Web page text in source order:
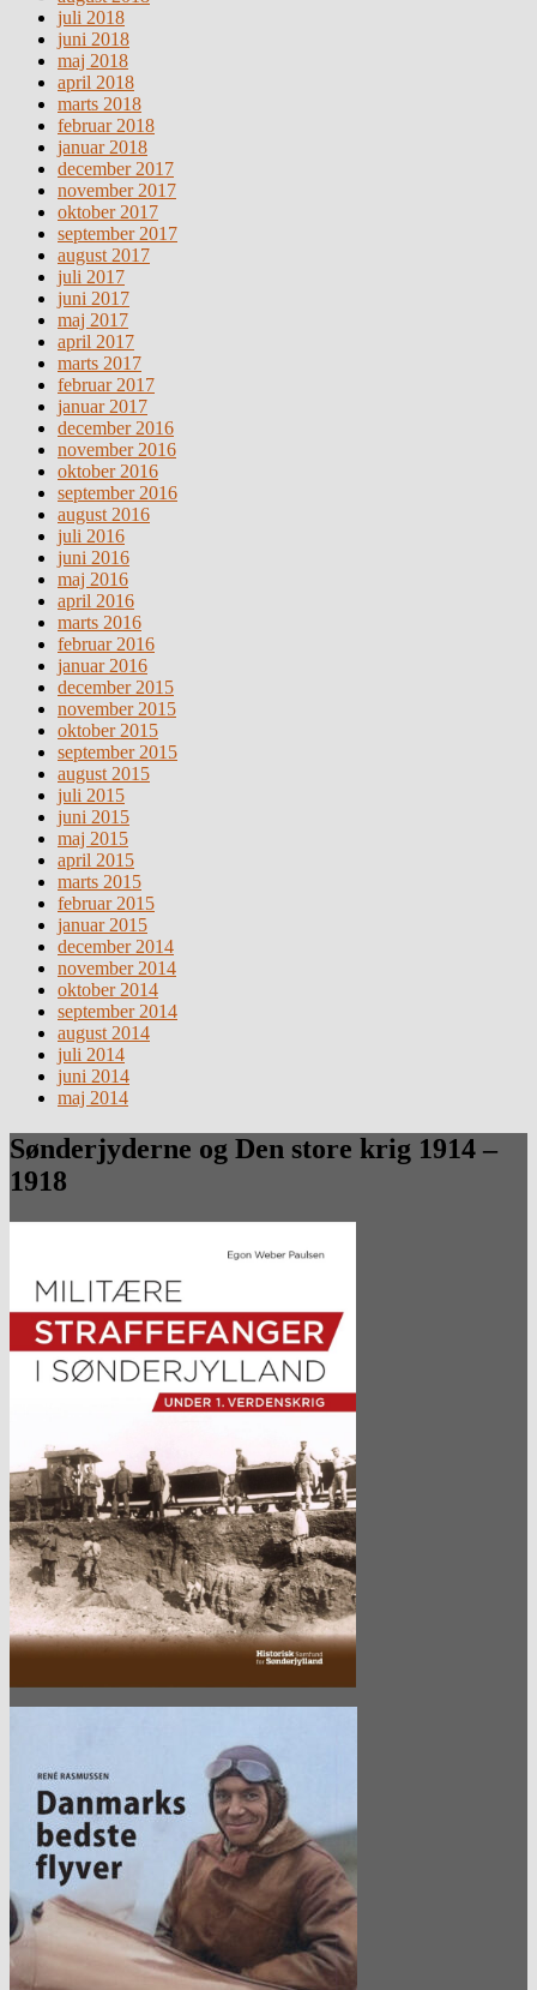
juli 2018
juni 2018
maj 2018
april 2018
marts 2018
februar 2018
januar 2018
december 2017
november 2017
oktober 2017
september 2017
august 2017
juli 2017
juni 2017
maj 2017
april 2017
marts 2017
februar 2017
januar 2017
december 2016
november 2016
oktober 2016
september 2016
august 2016
juli 2016
juni 2016
maj 2016
april 2016
marts 2016
februar 2016
januar 2016
december 2015
november 2015
oktober 2015
september 2015
august 2015
juli 2015
juni 2015
maj 2015
april 2015
marts 2015
februar 2015
januar 2015
december 2014
november 2014
oktober 2014
september 2014
august 2014
juli 2014
juni 2014
maj 2014
Sønderjyderne og Den store krig 1914 –
1918